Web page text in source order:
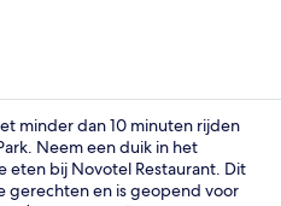
minder dan 10 minuten rijden
Neem een duik in het
eten bij Novotel Restaurant. Dit
gerechten en is geopend voor